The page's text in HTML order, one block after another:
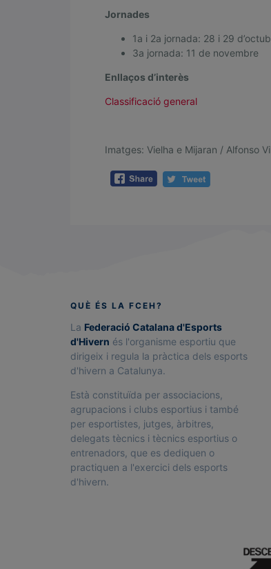
ú
i
n
e
n
o
n
a
j
o
r
n
a
d
Jornades
1a i 2a jornada: 28 i 29
3a jornada: 11 de novembre
Enllaços d’interès
Classificació general
Imatges: Vielha e Mijaran / Alfonso
QUÈ ÉS LA FCEH?
La Federació Catalana d'Esports
d'Hivern és l'organisme esportiu que
dirigeix i regula la pràctica dels esports
d'hivern a Catalunya.
Està constituïda per associacions,
agrupacions i clubs esportius i també
per esportistes, jutges, àrbitres,
delegats tècnics i tècnics esportius o
entrenadors, que es dediquen o
practiquen a l'exercici dels esports
d'hivern.